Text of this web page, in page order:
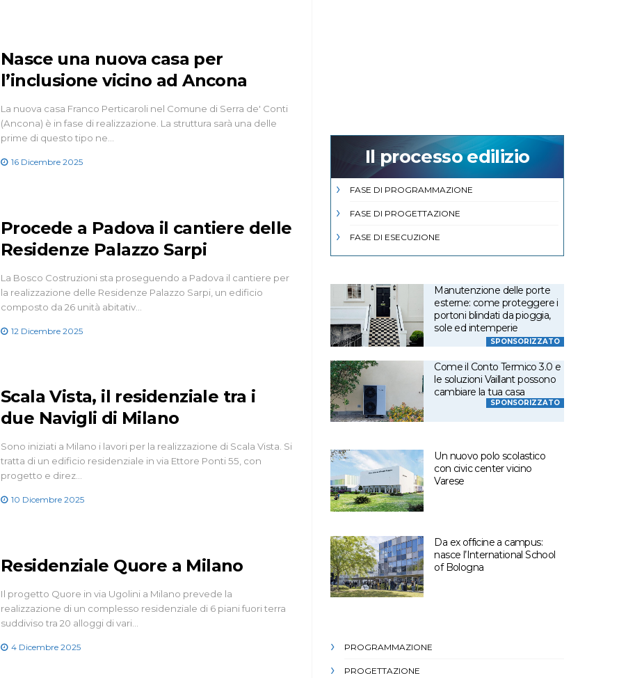
Nasce una nuova casa per
l’inclusione vicino ad Ancona
La nuova casa Franco Perticaroli nel Comune di Serra de' Conti
(Ancona) è in fase di realizzazione. La struttura sarà una delle
prime di questo tipo ne…
16 Dicembre 2025
Procede a Padova il cantiere delle
Residenze Palazzo Sarpi
La Bosco Costruzioni sta proseguendo a Padova il cantiere per
la realizzazione delle Residenze Palazzo Sarpi, un edificio
composto da 26 unità abitativ…
12 Dicembre 2025
Scala Vista, il residenziale tra i
due Navigli di Milano
Sono iniziati a Milano i lavori per la realizzazione di Scala Vista. Si
tratta di un edificio residenziale in via Ettore Ponti 55, con
progetto e direz…
10 Dicembre 2025
Residenziale Quore a Milano
Il progetto Quore in via Ugolini a Milano prevede la
realizzazione di un complesso residenziale di 6 piani fuori terra
suddiviso tra 20 alloggi di vari…
4 Dicembre 2025
Il processo edilizio
FASE DI PROGRAMMAZIONE
FASE DI PROGETTAZIONE
FASE DI ESECUZIONE
Manutenzione delle porte
esterne: come proteggere i
portoni blindati da pioggia,
sole ed intemperie
SPONSORIZZATO
Come il Conto Termico 3.0 e
le soluzioni Vaillant possono
cambiare la tua casa
SPONSORIZZATO
Un nuovo polo scolastico
con civic center vicino
Varese
Da ex officine a campus:
nasce l’International School
of Bologna
PROGRAMMAZIONE
PROGETTAZIONE